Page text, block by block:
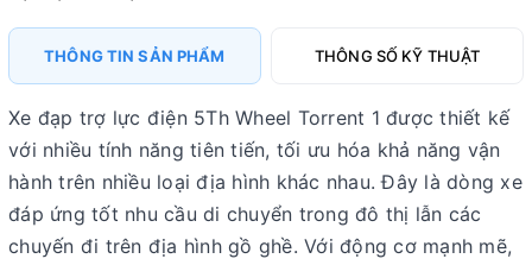
THÔNG TIN SẢN PHẨM THÔNG SỐ KỸ THUẬT
Xe đạp trợ lực điện 5Th Wheel Torrent 1 được thiết kế
với nhiều tính năng tiên tiến, tối ưu hóa khả năng vận
hành trên nhiều loại địa hình khác nhau. Đây là dòng xe
đáp ứng tốt nhu cầu di chuyển trong đô thị lẫn các
chuyến đi trên địa hình gồ ghề. Với động cơ mạnh mẽ,